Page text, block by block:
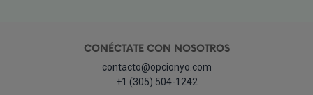
CONÉCTATE CON NOSOTROS
contacto@opcionyo.com
+1 (305) 504-1242